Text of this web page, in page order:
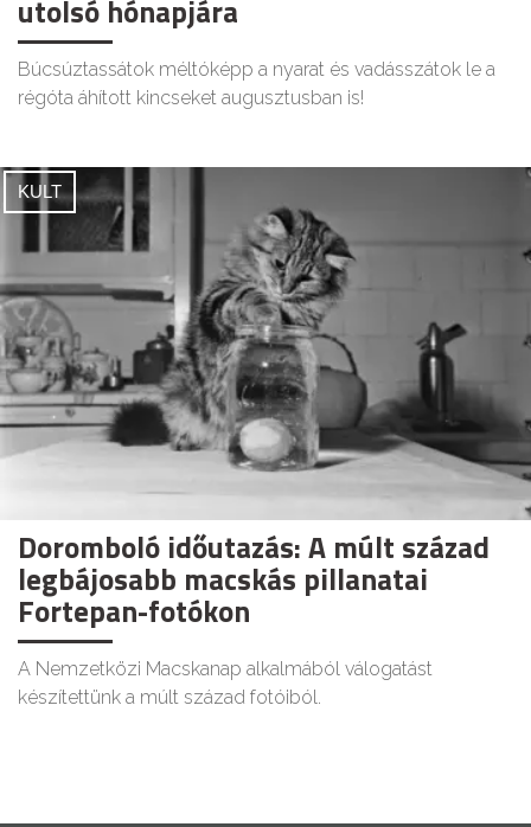
utolsó hónapjára
Búcsúztassátok méltóképp a nyarat és vadásszátok le a
régóta áhított kincseket augusztusban is!
KULT
Doromboló időutazás: A múlt század
legbájosabb macskás pillanatai
Fortepan-fotókon
A Nemzetközi Macskanap alkalmából válogatást
készítettünk a múlt század fotóiból.